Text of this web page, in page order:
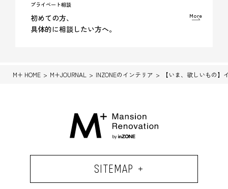
プライベート相談
初めての方、
具体的に相談したい方へ。
More
M+ HOME M+JOURNAL INZONEのインテリア 【いま、欲しいもの
SITEMAP